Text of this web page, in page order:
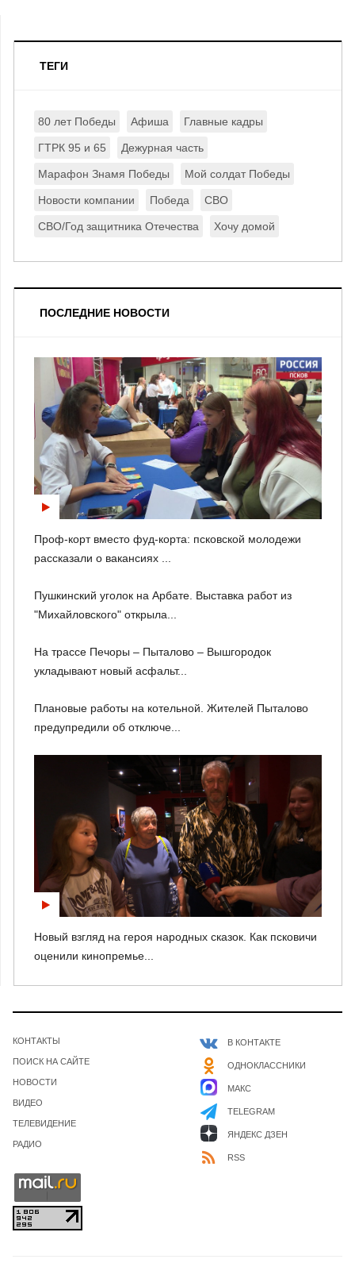
ТЕГИ
80 лет Победы Афиша Главные кадры
ГТРК 95 и 65 Дежурная часть
Марафон Знамя Победы Мой солдат Победы
Новости компании Победа СВО
СВО/Год защитника Отечества Хочу домой
ПОСЛЕДНИЕ НОВОСТИ
Проф-корт вместо фуд-корта: псковской молодежи
рассказали о вакансиях ...
Пушкинский уголок на Арбате. Выставка работ из
"Михайловского" открыла...
На трассе Печоры – Пыталово – Вышгородок
укладывают новый асфальт...
Плановые работы на котельной. Жителей Пыталово
предупредили об отключе...
Новый взгляд на героя народных сказок. Как псковичи
оценили кинопремье...
КОНТАКТЫ
ПОИСК НА САЙТЕ
НОВОСТИ
ВИДЕО
ТЕЛЕВИДЕНИЕ
РАДИО
В КОНТАКТЕ
ОДНОКЛАССНИКИ
МАКС
TELEGRAM
ЯНДЕКС ДЗЕН
RSS